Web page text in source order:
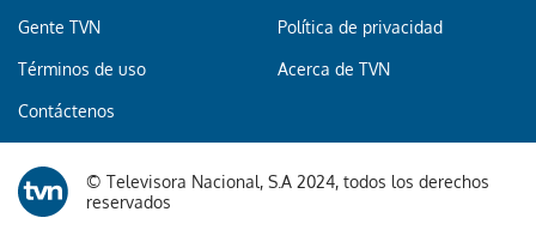
Gente TVN Política de privacidad
Términos de uso Acerca de TVN
Contáctenos
© Televisora Nacional, S.A 2024, todos los derechos
reservados